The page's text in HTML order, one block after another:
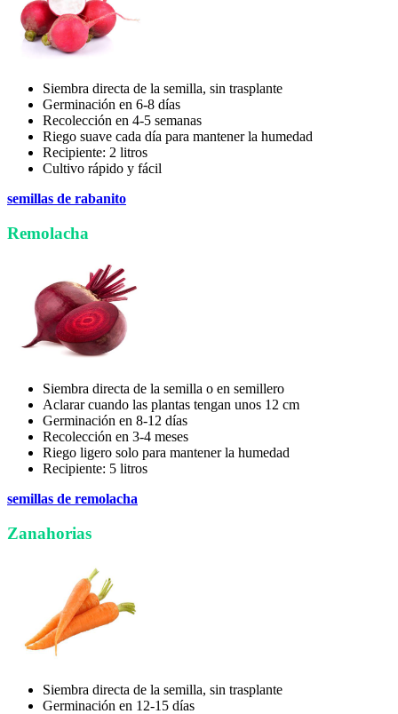
Siembra directa de la semilla, sin trasplante
Germinación en 6-8 días
Recolección en 4-5 semanas
Riego suave cada día para mantener la humedad
Recipiente: 2 litros
Cultivo rápido y fácil
semillas de rabanito
Remolacha
Siembra directa de la semilla o en semillero
Aclarar cuando las plantas tengan unos 12 cm
Germinación en 8-12 días
Recolección en 3-4 meses
Riego ligero solo para mantener la humedad
Recipiente: 5 litros
semillas de remolacha
Zanahorias
Siembra directa de la semilla, sin trasplante
Germinación en 12-15 días